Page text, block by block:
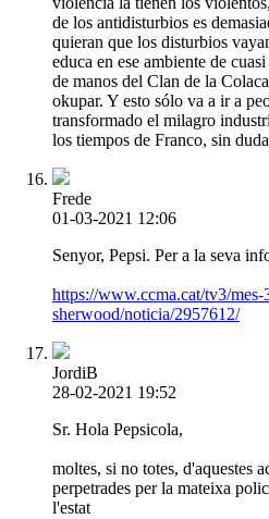
de los antidisturbios es
quieran que los disturbios
educa en ese ambiente de
de manos del Clan de la
okupar. Y esto sólo va a ir a
transformado el milagro
los tiempos de Franco, sin
Frede
01-03-2021 12:06
Senyor, Pepsi. Per a la seva
https://www.ccma.cat/tv3/mes-
sherwood/noticia/2957612/
JordiB
28-02-2021 19:52
Sr. Hola Pepsicola,
moltes, si no totes, d'aquestes
perpetrades per la mateixa
l'estat